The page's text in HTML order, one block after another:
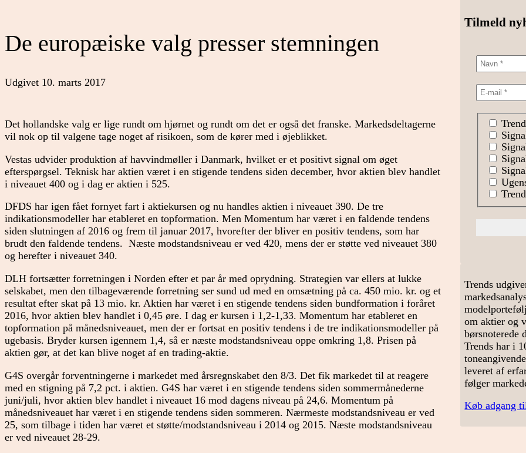
De europæiske valg presser stemningen
Udgivet 10. marts 2017
Det hollandske valg er lige rundt om hjørnet og rundt om det er også det franske. Markedsdeltagerne
vil nok op til valgene tage noget af risikoen, som de kører med i øjeblikket.
Vestas udvider produktion af havvindmøller i Danmark, hvilket er et positivt signal om øget
efterspørgsel. Teknisk har aktien været i en stigende tendens siden december, hvor aktien blev handlet
i niveauet 400 og i dag er aktien i 525.
DFDS har igen fået fornyet fart i aktiekursen og nu handles aktien i niveauet 390. De tre
indikationsmodeller har etableret en topformation. Men Momentum har været i en faldende tendens
siden slutningen af 2016 og frem til januar 2017, hvorefter der bliver en positiv tendens, som har
brudt den faldende tendens. Næste modstandsniveau er ved 420, mens der er støtte ved niveauet 380
og herefter i niveauet 340.
DLH fortsætter forretningen i Norden efter et par år med oprydning. Strategien var ellers at lukke
selskabet, men den tilbageværende forretning ser sund ud med en omsætning på ca. 450 mio. kr. og et
resultat efter skat på 13 mio. kr. Aktien har været i en stigende tendens siden bundformation i foråret
2016, hvor aktien blev handlet i 0,45 øre. I dag er kursen i 1,2-1,33. Momentum har etableret en
topformation på månedsniveauet, men der er fortsat en positiv tendens i de tre indikationsmodeller på
ugebasis. Bryder kursen igennem 1,4, så er næste modstandsniveau oppe omkring 1,8. Prisen på
aktien gør, at det kan blive noget af en trading-aktie.
G4S overgår forventningerne i markedet med årsregnskabet den 8/3. Det fik markedet til at reagere
med en stigning på 7,2 pct. i aktien. G4S har været i en stigende tendens siden sommermånederne
juni/juli, hvor aktien blev handlet i niveauet 16 mod dagens niveau på 24,6. Momentum på
månedsniveauet har været i en stigende tendens siden sommeren. Nærmeste modstandsniveau er ved
25, som tilbage i tiden har været et støtte/modstandsniveau i 2014 og 2015. Næste modstandsniveau
er ved niveauet 28-29.
Tilmeld
Trends
om aktier og
børsnoterede
Trends har i
leveret af
følger
Køb adgang